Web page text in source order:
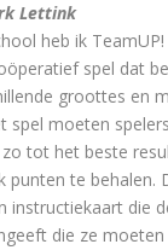
Lettink
heb ik
spel dat
groottes en
spel moeten
tot het beste
punten te behalen.
instructiekaart die
die ze